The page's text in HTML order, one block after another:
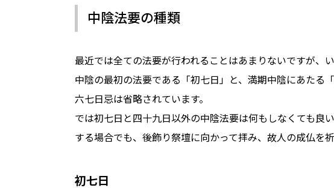
中陰法要の種類
最近では全ての法要が行われることはあまりないですが、
中陰の最初の法要である「初七日」と、満期中陰にあたる
六七日忌は省略されています。
では初七日と四十九日以外の中陰法要は何もしなくても良
する場合でも、後飾り祭壇に向かって拝み、故人の成仏を
初七日